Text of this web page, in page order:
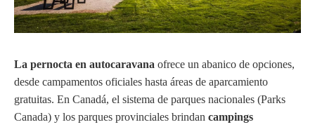
La pernocta en autocaravana ofrece un abanico de opciones,
desde campamentos oficiales hasta áreas de aparcamiento
gratuitas. En Canadá, el sistema de parques nacionales (Parks
Canada) y los parques provinciales brindan campings